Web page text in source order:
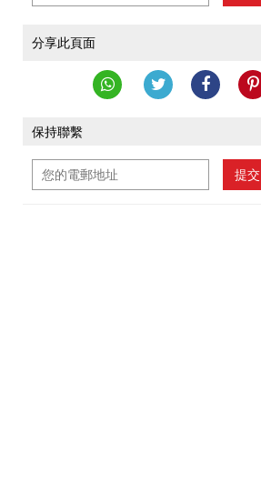
分享此頁面
保持聯繫
提交